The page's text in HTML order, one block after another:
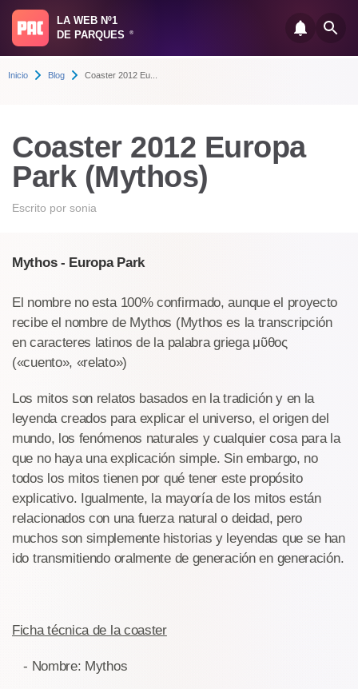
LA WEB Nº1
DE PARQUES
®
Inicio Blog Coaster 2012 Eu...
Coaster 2012 Europa
Park (Mythos)
Escrito por sonia
Mythos - Europa Park
El nombre no esta 100% confirmado, aunque el proyecto
recibe el nombre de Mythos (Mythos es la transcripción
en caracteres latinos de la palabra griega μῦθος
(«cuento», «relato»)
Los mitos son relatos basados en la tradición y en la
leyenda creados para explicar el universo, el origen del
mundo, los fenómenos naturales y cualquier cosa para la
que no haya una explicación simple. Sin embargo, no
todos los mitos tienen por qué tener este propósito
explicativo. Igualmente, la mayoría de los mitos están
relacionados con una fuerza natural o deidad, pero
muchos son simplemente historias y leyendas que se han
ido transmitiendo oralmente de generación en generación.
Ficha técnica de la coaster
- Nombre: Mythos